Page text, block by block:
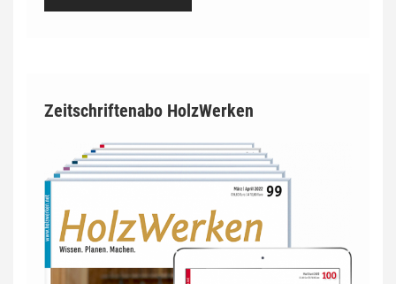
Zeitschriftenabo HolzWerken